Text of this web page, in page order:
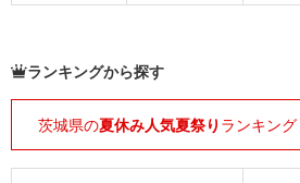
ランキングから探す
茨城県の夏休み人気夏祭り ランキング